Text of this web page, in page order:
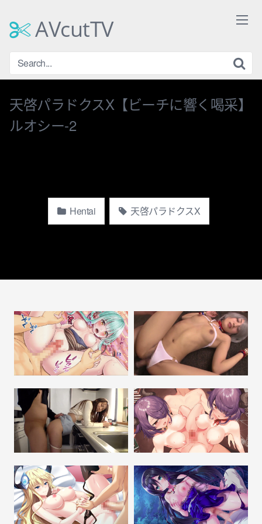
contentAVcutTV
天啓パラドクスX【ビーチに響く喝采】
ルオシー-2
Hentai 天啓パラドクスX